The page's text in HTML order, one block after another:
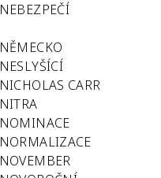
NEBEZPEČÍ
NĚMECKO
NESLYŠÍCÍ
NICHOLAS CARR
NITRA
NOMINACE
NORMALIZACE
NOVEMBER